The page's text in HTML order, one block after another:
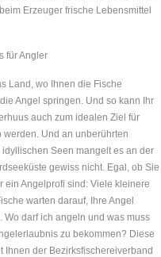
Erzeuger frische Lebensmittel
für Angler
Land, wo Ihnen die Fische
Angel springen. Und so kann Ihr
auch zum idealen Ziel für
werden. Und an unberührten
idyllischen Seen mangelt es an der
gewiss nicht. Egal, ob Sie
ein Angelprofi sind: Viele kleinere
warten darauf, Ihre Angel
Wo darf ich angeln und was muss
zu bekommen? Diese
Ihnen der Bezirksfischereiverband